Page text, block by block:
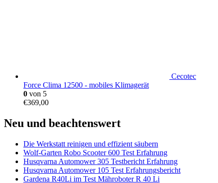
Cecotec
Force Clima 12500 - mobiles Klimagerät
0 von 5
€369,00
Neu und beachtenswert
Die Werkstatt reinigen und effizient säubern
Wolf-Garten Robo Scooter 600 Test Erfahrung
Husqvarna Automower 305 Testbericht Erfahrung
Husqvarna Automower 105 Test Erfahrungsbericht
Gardena R40Li im Test Mähroboter R 40 Li